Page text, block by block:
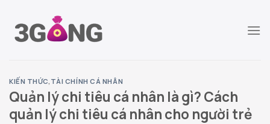
đến
KIẾN THỨC, TÀI CHÍNH CÁ NHÂN
Quản lý chi tiêu cá nhân là gì? Cách
quản lý chi tiêu cá nhân cho người trẻ